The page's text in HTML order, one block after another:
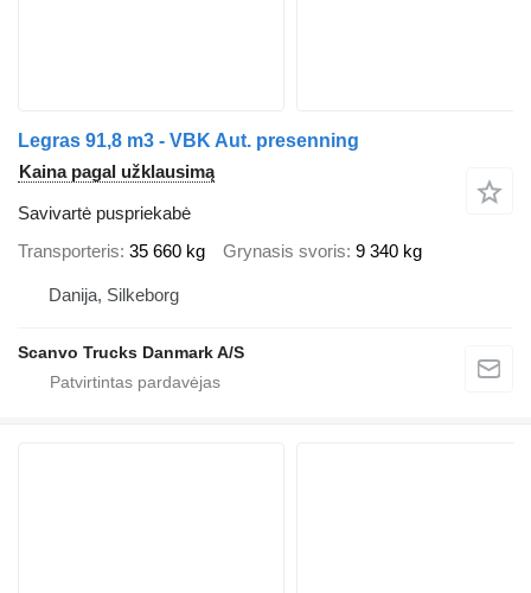
Legras 91,8 m3 - VBK Aut. presenning
Kaina pagal užklausimą
Savivartė puspriekabė
Transporteris 35 660 kg Grynasis svoris 9 340 kg
Danija, Silkeborg
Scanvo Trucks Danmark A/S